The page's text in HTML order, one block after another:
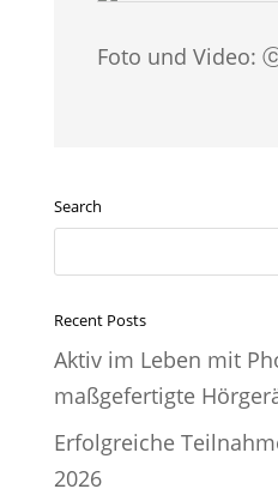
Foto und Video:
Search
nach:
Recent Posts
Aktiv im Leben mit
maßgefertigte
Erfolgreiche
2026